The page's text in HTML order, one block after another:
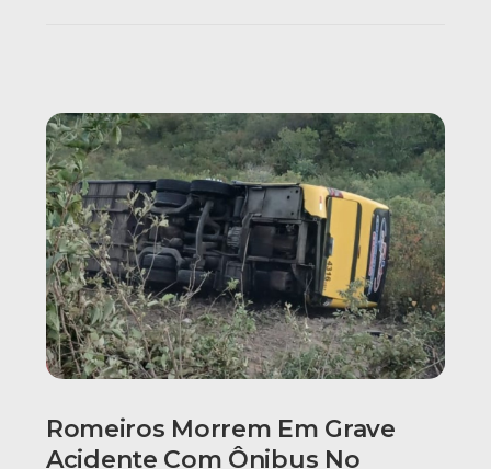
Romeiros Morrem Em Grave
Acidente Com Ônibus No